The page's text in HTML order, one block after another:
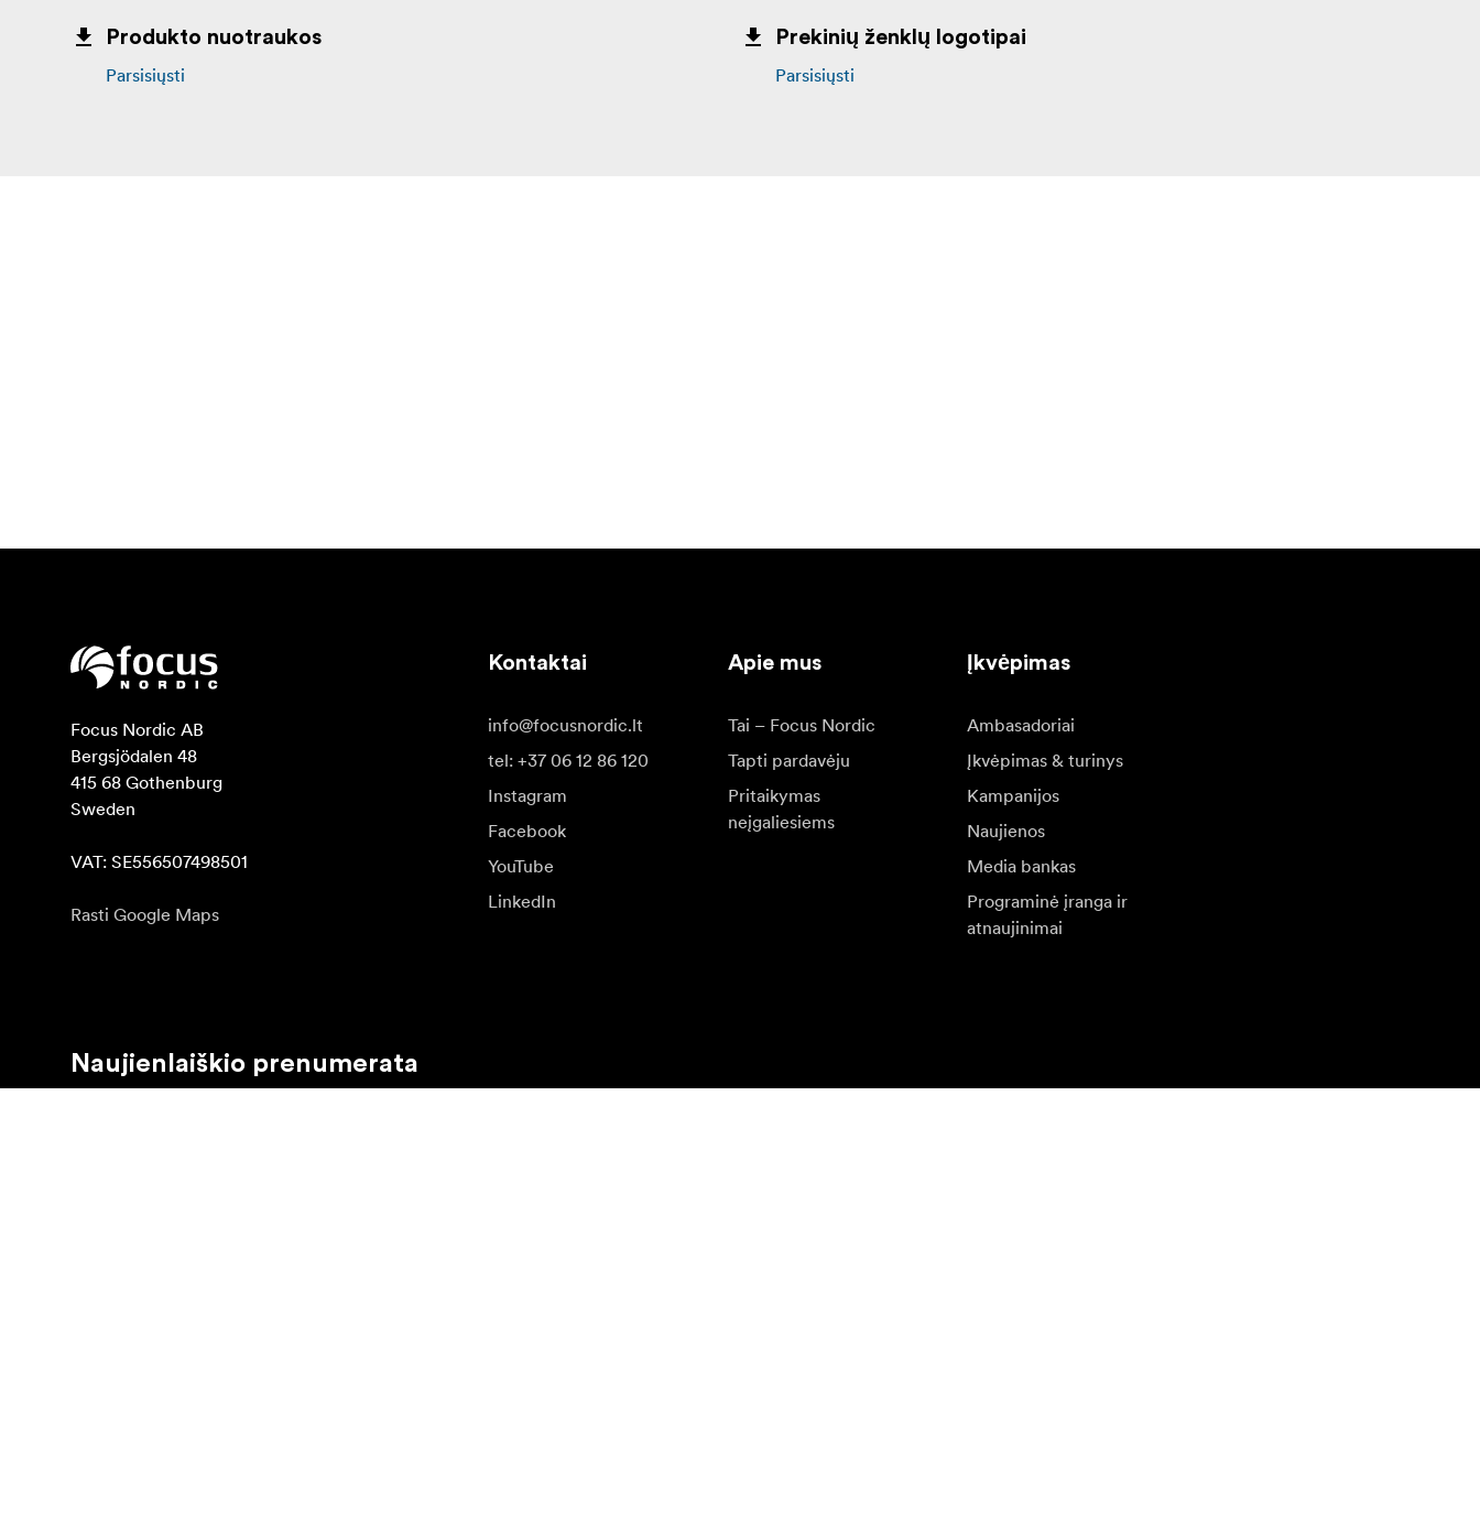
Produkto nuotraukos
Parsisiųsti
Prekinių ženklų logotipai
Parsisiųsti
Focus Nordic AB
Bergsjödalen 48
415 68 Gothenburg
Sweden
VAT: SE556507498501
Rasti Google Maps
Kontaktai
info@focusnordic.lt
tel: +37 06 12 86 120
Instagram
Facebook
YouTube
LinkedIn
Apie mus
Tai – Focus Nordic
Tapti pardavėju
Pritaikymas
neįgaliesiems
Įkvėpimas
Ambasadoriai
Įkvėpimas & turinys
Kampanijos
Naujienos
Media bankas
Programinė įranga ir
atnaujinimai
Naujienlaiškio prenumerata